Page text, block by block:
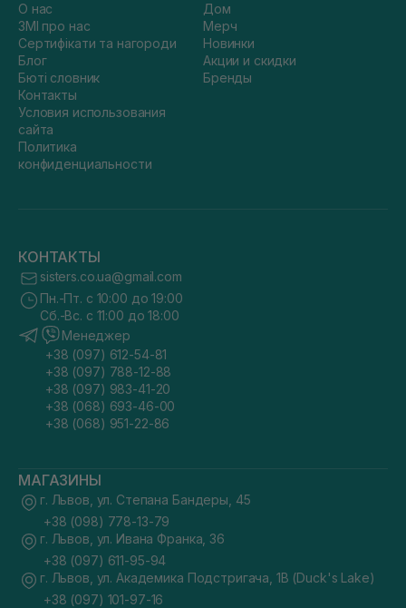
О нас
ЗМІ про нас
Сертифікати та нагороди
Блог
Бюті словник
Контакты
Условия использования
сайта
Политика
конфиденциальности
Дом
Мерч
Новинки
Акции и скидки
Бренды
КОНТАКТЫ
sisters.co.ua@gmail.com
Пн.-Пт. с 10:00 до 19:00
Сб.-Вс. с 11:00 до 18:00
Менеджер
+38 (097) 612-54-81
+38 (097) 788-12-88
+38 (097) 983-41-20
+38 (068) 693-46-00
+38 (068) 951-22-86
МАГАЗИНЫ
г. Львов, ул. Степана Бандеры, 45
+38 (098) 778-13-79
г. Львов, ул. Ивана Франка, 36
+38 (097) 611-95-94
г. Львов, ул. Академика Подстригача, 1В (Duck's Lake)
+38 (097) 101-97-16